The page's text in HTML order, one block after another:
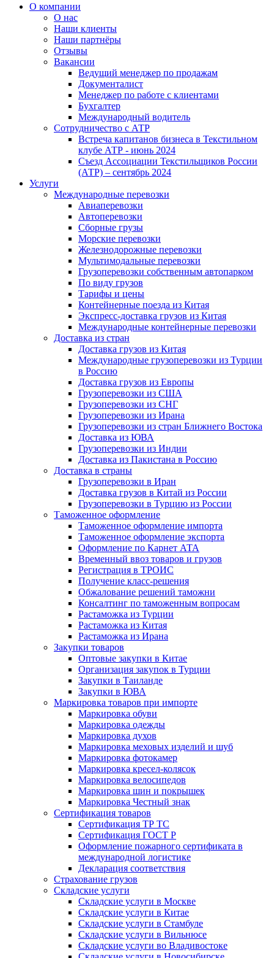
О компании
О нас
Наши клиенты
Наши партнёры
Отзывы
Вакансии
Ведущий менеджер по продажам
Документалист
Менеджер по работе с клиентами
Бухгалтер
Международный водитель
Сотрудничество с АТР
Встреча капитанов бизнеса в Текстильном
клубе АТР - июнь 2024
Съезд Ассоциации Текстильщиков России
(АТР) – сентябрь 2024
Услуги
Международные перевозки
Авиаперевозки
Автоперевозки
Сборные грузы
Морские перевозки
Железнодорожные перевозки
Мультимодальные перевозки
Грузоперевозки собственным автопарком
По виду грузов
Тарифы и цены
Контейнерные поезда из Китая
Экспресс-доставка грузов из Китая
Международные контейнерные перевозки
Доставка из стран
Доставка грузов из Китая
Международные грузоперевозки из Турции
в Россию
Доставка грузов из Европы
Грузоперевозки из США
Грузоперевозки из СНГ
Грузоперевозки из Ирана
Грузоперевозки из стран Ближнего Востока
Доставка из ЮВА
Грузоперевозки из Индии
Доставка из Пакистана в Россию
Доставка в страны
Грузоперевозки в Иран
Доставка грузов в Китай из России
Грузоперевозки в Турцию из России
Таможенное оформление
Таможенное оформление импорта
Таможенное оформление экспорта
Оформление по Карнет АТА
Временный ввоз товаров и грузов
Регистрация в ТРОИС
Получение класс-решения
Обжалование решений таможни
Консалтинг по таможенным вопросам
Растаможка из Турции
Растаможка из Китая
Растаможка из Ирана
Закупки товаров
Оптовые закупки в Китае
Организация закупок в Турции
Закупки в Таиланде
Закупки в ЮВА
Маркировка товаров при импорте
Маркировка обуви
Маркировка одежды
Маркировка духов
Маркировка меховых изделий и шуб
Маркировка фотокамер
Маркировка кресел-колясок
Маркировка велосипедов
Маркировка шин и покрышек
Маркировка Честный знак
Сертификация товаров
Сертификация ТР ТС
Сертификация ГОСТ Р
Оформление пожарного сертификата в
международной логистике
Декларация соответствия
Страхование грузов
Складские услуги
Складские услуги в Москве
Складские услуги в Китае
Складские услуги в Стамбуле
Складские услуги в Вильнюсе
Складские услуги во Владивостоке